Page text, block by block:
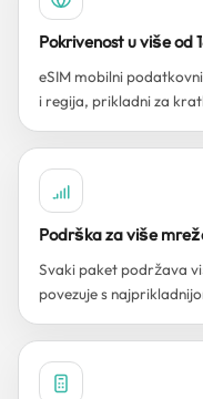
Pokrivenost u više od
eSIM mobilni
i regija, prikladni za
Podrška za više
Svaki paket podržava
povezuje s